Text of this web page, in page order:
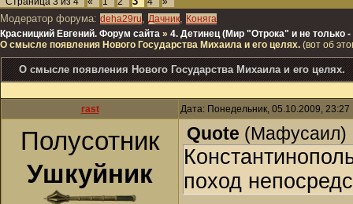
Модератор форума: deha29ru, Дачник, Коняга
Красницкий Евгений. Форум сайта » 4. Детинец (Мир "Отрока" и не только
О смысле появления Нового Государства Михаила и его целях. (вот об
О смысле появления Нового Государства Михаила и его целях.
rast Дата: Понедельник, 05.10.2009,
Полусотник
Ушкуйник
Quote (Мафусаил)
поход